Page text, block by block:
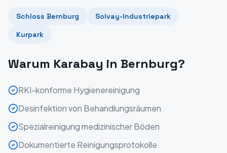
Schloss Bernburg
Solvay-Industriepark
Kurpark
Warum Karabay in Bernburg?
RKI-konforme Hygienereinigung
Desinfektion von Behandlungsräumen
Spezialreinigung medizinischer Böden
Dokumentierte Reinigungsprotokolle